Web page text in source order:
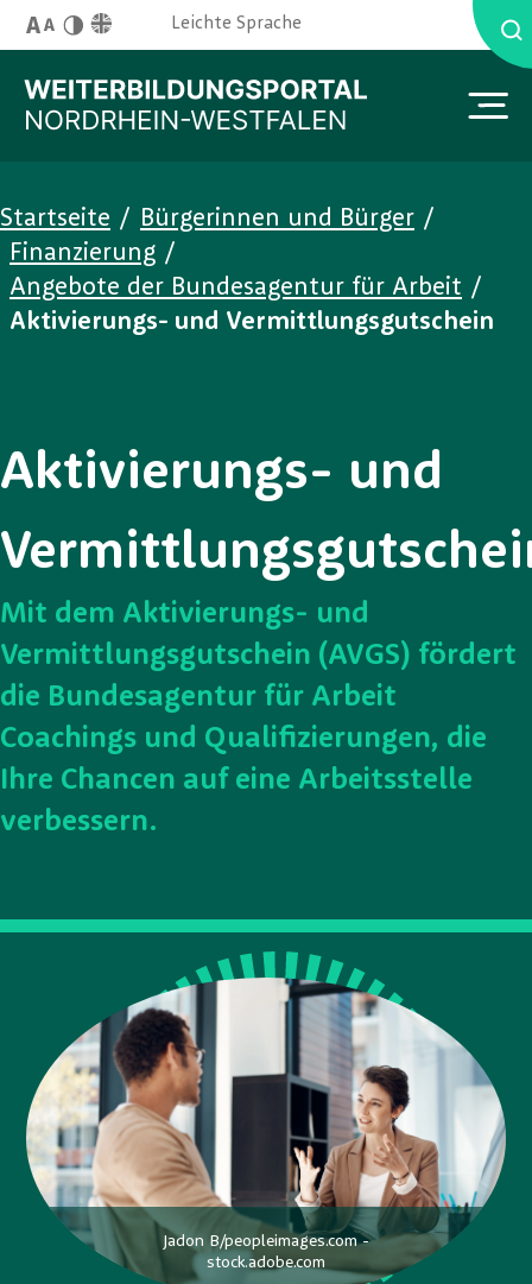
Skip to main content
Schriftgröße
Kontrast
English SiteLeichte Sprache
You are here:
Startseite / Bürgerinnen und Bürger /
Finanzierung /
Angebote der Bundesagentur für Arbeit /
Aktivierungs- und Vermittlungsgutschein
Aktivierungs- und
Mit dem Aktivierungs- und
Vermittlungsgutschein (AVGS) fördert
die Bundesagentur für Arbeit
Coachings und Qualifizierungen, die
Ihre Chancen auf eine Arbeitsstelle
verbessern.
Jadon B/peopleimages.com -
stock.adobe.com